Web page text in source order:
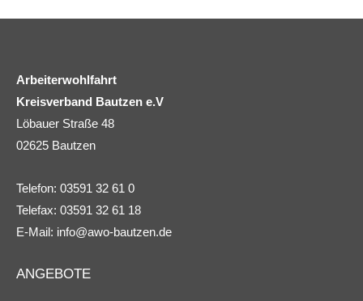
Arbeiterwohlfahrt
Kreisverband Bautzen e.V
Löbauer Straße 48
02625 Bautzen
Telefon: 03591 32 61 0
Telefax: 03591 32 61 18
E-Mail: info@awo-bautzen.de
ANGEBOTE